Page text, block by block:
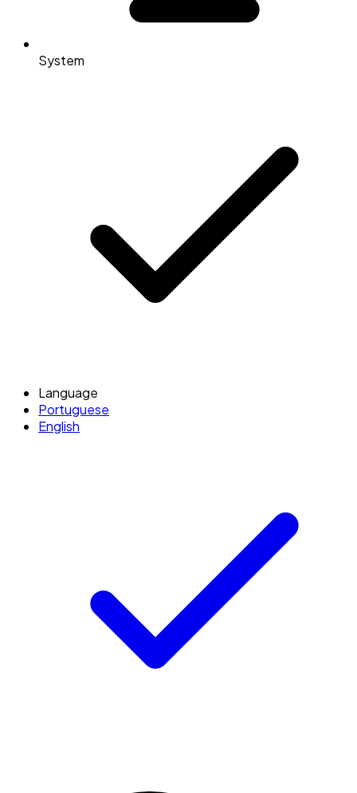
System
Language
Portuguese
English